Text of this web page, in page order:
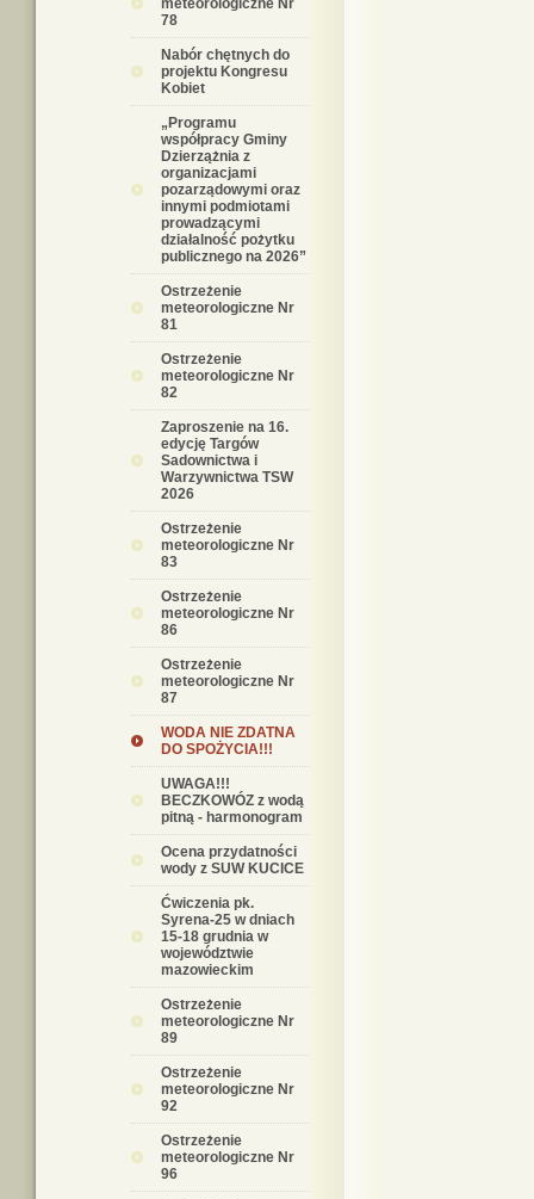
meteorologiczne Nr
78
Nabór chętnych do
projektu Kongresu
Kobiet
„Programu
współpracy Gminy
Dzierzążnia z
organizacjami
pozarządowymi oraz
innymi podmiotami
prowadzącymi
działalność pożytku
publicznego na 2026”
Ostrzeżenie
meteorologiczne Nr
81
Ostrzeżenie
meteorologiczne Nr
82
Zaproszenie na 16.
edycję Targów
Sadownictwa i
Warzywnictwa TSW
2026
Ostrzeżenie
meteorologiczne Nr
83
Ostrzeżenie
meteorologiczne Nr
86
Ostrzeżenie
meteorologiczne Nr
87
WODA NIE ZDATNA
DO SPOŻYCIA!!!
UWAGA!!!
BECZKOWÓZ z wodą
pitną - harmonogram
Ocena przydatności
wody z SUW KUCICE
Ćwiczenia pk.
Syrena-25 w dniach
15-18 grudnia w
województwie
mazowieckim
Ostrzeżenie
meteorologiczne Nr
89
Ostrzeżenie
meteorologiczne Nr
92
Ostrzeżenie
meteorologiczne Nr
96